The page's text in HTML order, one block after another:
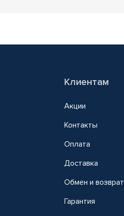
Клиентам
Акции
Контакты
Оплата
Доставка
Обмен и возврат
Гарантия